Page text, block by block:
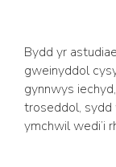
Bydd yr
gweinyddol
gynnwys
troseddol, sydd
ymchwil wedi’i